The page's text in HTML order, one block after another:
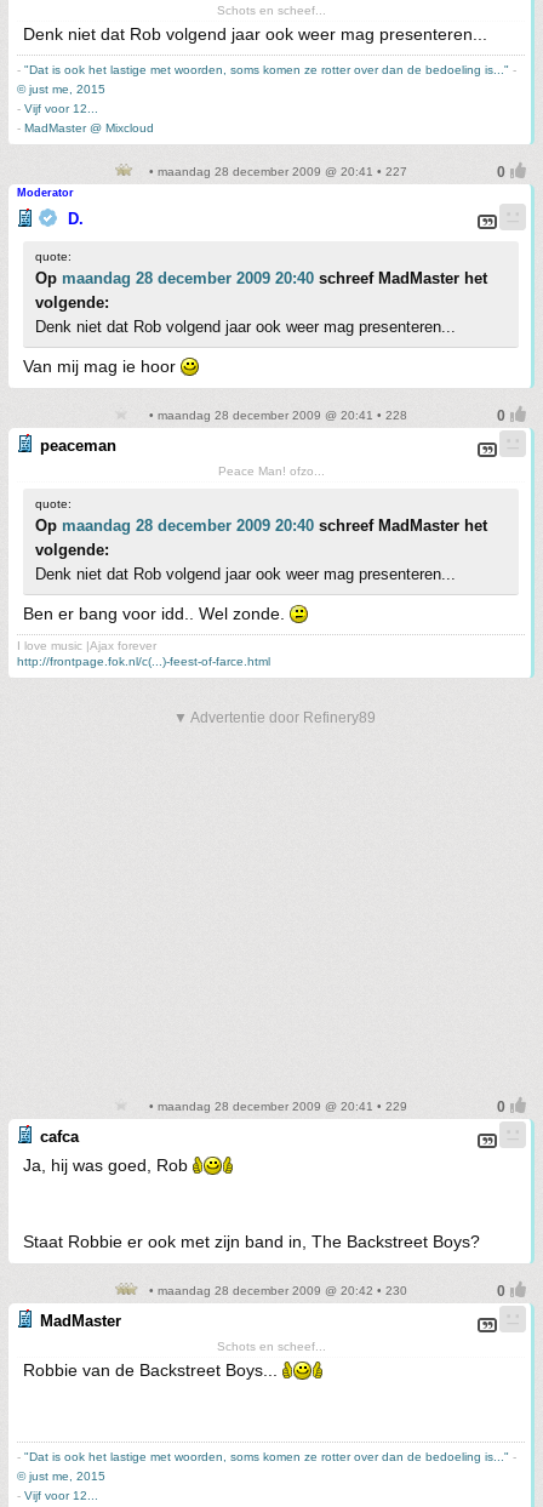
Schots en scheef...
Denk niet dat Rob volgend jaar ook weer mag presenteren...
- "Dat is ook het lastige met woorden, soms komen ze rotter over dan de bedoeling is..." -
© just me, 2015
- Vijf voor 12...
- MadMaster @ Mixcloud
• maandag 28 december 2009 @ 20:41 • 227
Moderator
D.
quote:
Op maandag 28 december 2009 20:40 schreef MadMaster het
volgende:
Denk niet dat Rob volgend jaar ook weer mag presenteren...
Van mij mag ie hoor
• maandag 28 december 2009 @ 20:41 • 228
peaceman
Peace Man! ofzo...
quote:
Op maandag 28 december 2009 20:40 schreef MadMaster het
volgende:
Denk niet dat Rob volgend jaar ook weer mag presenteren...
Ben er bang voor idd.. Wel zonde.
I love music |Ajax forever
http://frontpage.fok.nl/c(...)-feest-of-farce.html
▼ Advertentie door Refinery89
• maandag 28 december 2009 @ 20:41 • 229
cafca
Ja, hij was goed, Rob
Staat Robbie er ook met zijn band in, The Backstreet Boys?
• maandag 28 december 2009 @ 20:42 • 230
MadMaster
Schots en scheef...
Robbie van de Backstreet Boys...
- "Dat is ook het lastige met woorden, soms komen ze rotter over dan de bedoeling is..." -
© just me, 2015
- Vijf voor 12...